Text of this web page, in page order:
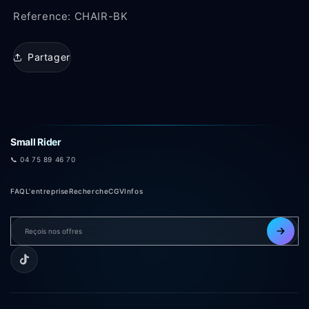
Reference: CHAIR-BK
Partager
Small Rider
📞 04 75 89 46 70
FAQL'entrepriseRechercheCGVInfos